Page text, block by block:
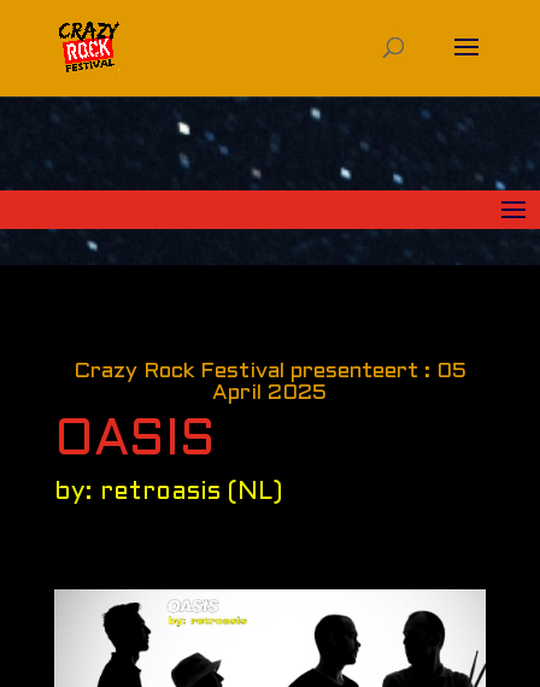
Crazy Rock Festival presenteert : 05
April 2025
OASIS
by: retroasis (NL)